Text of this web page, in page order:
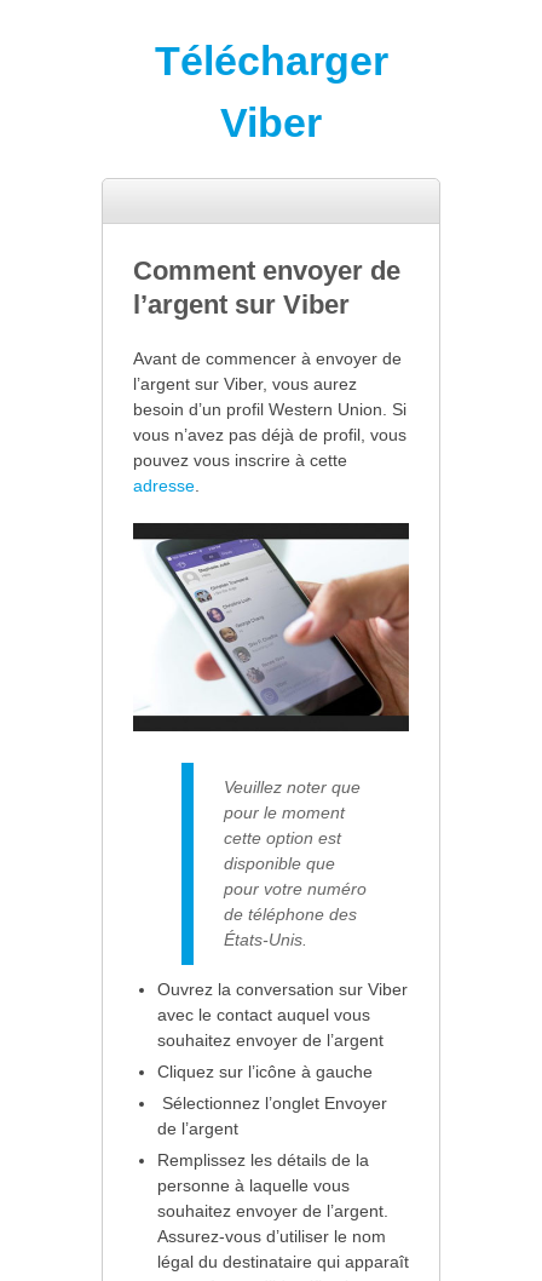
Télécharger
Viber
Comment envoyer de
l’argent sur Viber
Avant de commencer à envoyer de
l’argent sur Viber, vous aurez
besoin d’un profil Western Union. Si
vous n’avez pas déjà de profil, vous
pouvez vous inscrire à cette
adresse
Veuillez noter que
pour le moment
cette option est
disponible que
pour votre numéro
de téléphone des
États-Unis.
Ouvrez la conversation sur Viber
avec le contact auquel vous
souhaitez envoyer de l’argent
Cliquez sur l’icône à gauche
Sélectionnez l’onglet Envoyer
de l’argent
Remplissez les détails de la
personne à laquelle vous
souhaitez envoyer de l’argent.
Assurez-vous d’utiliser le nom
légal du destinataire qui apparaît